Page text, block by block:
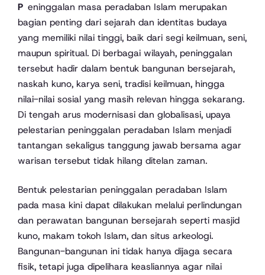
Peninggalan masa peradaban Islam merupakan
bagian penting dari sejarah dan identitas budaya
yang memiliki nilai tinggi, baik dari segi keilmuan, seni,
maupun spiritual. Di berbagai wilayah, peninggalan
tersebut hadir dalam bentuk bangunan bersejarah,
naskah kuno, karya seni, tradisi keilmuan, hingga
nilai-nilai sosial yang masih relevan hingga sekarang.
Di tengah arus modernisasi dan globalisasi, upaya
pelestarian peninggalan peradaban Islam menjadi
tantangan sekaligus tanggung jawab bersama agar
warisan tersebut tidak hilang ditelan zaman.
Bentuk pelestarian peninggalan peradaban Islam
pada masa kini dapat dilakukan melalui perlindungan
dan perawatan bangunan bersejarah seperti masjid
kuno, makam tokoh Islam, dan situs arkeologi.
Bangunan-bangunan ini tidak hanya dijaga secara
fisik, tetapi juga dipelihara keasliannya agar nilai